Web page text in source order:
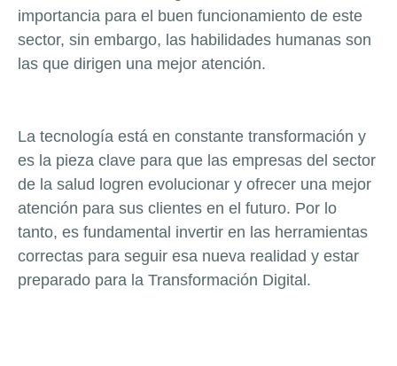
importancia para el buen funcionamiento de este
sector, sin embargo, las habilidades humanas son
las que dirigen una mejor atención.
La tecnología está en constante transformación y
es la pieza clave para que las empresas del sector
de la salud logren evolucionar y ofrecer una mejor
atención para sus clientes en el futuro. Por lo
tanto, es fundamental invertir en las herramientas
correctas para seguir esa nueva realidad y estar
preparado para la Transformación Digital.